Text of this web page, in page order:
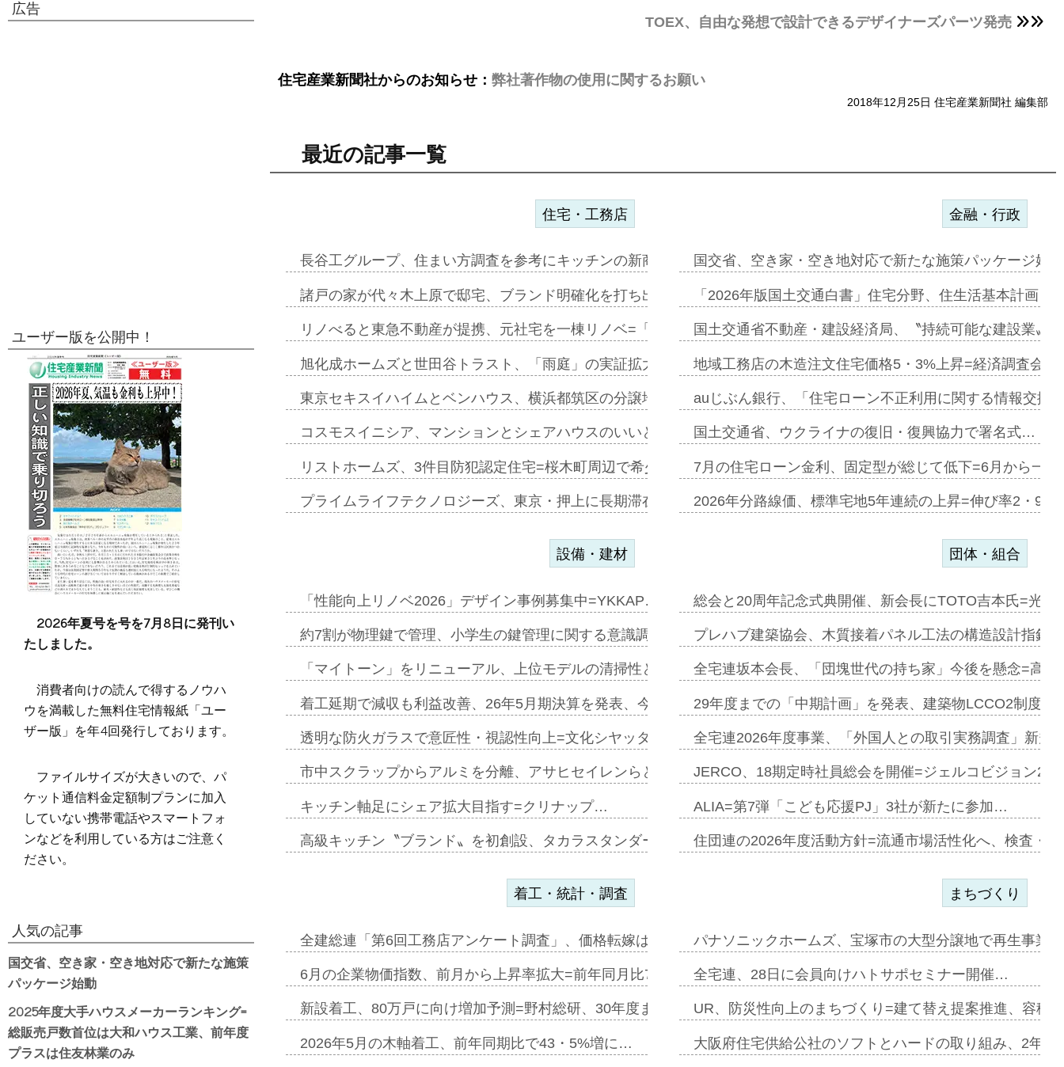
TOEX、自由な発想で設計できるデザイナーズパーツ発売
住宅産業新聞社からのお知らせ： 弊社著作物の使用に関するお願い
2018年12月25日 住宅産業新聞社 編集部
最近の記事一覧
住宅・工務店
長谷工グループ、住まい方調査を参考にキッチンの新商品=「ファミーレキ…
諸戸の家が代々木上原で邸宅、ブランド明確化を打ち出す=年内にも城南エ…
リノべると東急不動産が提携、元社宅を一棟リノベ=「職住遊」融合型の賃…
旭化成ホームズと世田谷トラスト、「雨庭」の実証拡大へ=ガーデンカフェ…
東京セキスイハイムとベンハウス、横浜都筑区の分譲地開発で初協業=お互…
コスモスイニシア、マンションとシェアハウスのいいとこどりのコリビング…
リストホームズ、3件目防犯認定住宅=桜木町周辺で希少価値のある2階建…
プライムライフテクノロジーズ、東京・押上に長期滞在型ホテル第1弾が開…
金融・行政
国交省、空き家・空き地対応で新たな施策パッケージ始
「2026年版国土交通白書」住宅分野、住生活基本計画
国土交通省不動産・建設経済局、〝持続可能な建設業〟
地域工務店の木造注文住宅価格5・3%上昇=経済調査会
auじぶん銀行、「住宅ローン不正利用に関する情報交換
国土交通省、ウクライナの復旧・復興協力で署名式…
7月の住宅ローン金利、固定型が総じて低下=6月から一
2026年分路線価、標準宅地5年連続の上昇=伸び率2・
設備・建材
「性能向上リノベ2026」デザイン事例募集中=YKKAP…
約7割が物理鍵で管理、小学生の鍵管理に関する意識調査=Nature…
「マイトーン」をリニューアル、上位モデルの清掃性と安全性追加=リンナ…
着工延期で減収も利益改善、26年5月期決算を発表、今期は増収見込む=…
透明な防火ガラスで意匠性・視認性向上=文化シヤッター…
市中スクラップからアルミを分離、アサヒセイレンらと協働開発開始=三協…
キッチン軸足にシェア拡大目指す=クリナップ…
高級キッチン〝ブランド〟を初創設、タカラスタンダードが新築分譲M専用…
団体・組合
総会と20周年記念式典開催、新会長にTOTO吉本氏=光
プレハブ建築協会、木質接着パネル工法の構造設計指針
全宅連坂本会長、「団塊世代の持ち家」今後を懸念=高
29年度までの「中期計画」を発表、建築物LCCO2制度
全宅連2026年度事業、「外国人との取引実務調査」新規
JERCO、18期定時社員総会を開催=ジェルコビジョン
ALIA=第7弾「こども応援PJ」3社が新たに参加…
住団連の2026年度活動方針=流通市場活性化へ、検査・
着工・統計・調査
全建総連「第6回工務店アンケート調査」、価格転嫁は十分に進まず=「物…
6月の企業物価指数、前月から上昇率拡大=前年同月比7・1%上昇…
新設着工、80万戸に向け増加予測=野村総研、30年度まで〝揺り戻し〟…
2026年5月の木軸着工、前年同期比で43・5%増に…
まちづくり
パナソニックホームズ、宝塚市の大型分譲地で再生事業
全宅連、28日に会員向けハトサポセミナー開催…
UR、防災性向上のまちづくり=建て替え提案推進、容積
大阪府住宅供給公社のソフトとハードの取り組み、2年
広告
ユーザー版を公開中！
2026年夏号を号を7月8日に発刊い
たしました。
消費者向けの読んで得するノウハ
ウを満載した無料住宅情報紙「ユー
ザー版」を年4回発行しております。
ファイルサイズが大きいので、パ
ケット通信料金定額制プランに加入
していない携帯電話やスマートフォ
ンなどを利用している方はご注意く
ださい。
人気の記事
国交省、空き家・空き地対応で新たな施策
パッケージ始動
2025年度大手ハウスメーカーランキング=
総販売戸数首位は大和ハウス工業、前年度
プラスは住友林業のみ